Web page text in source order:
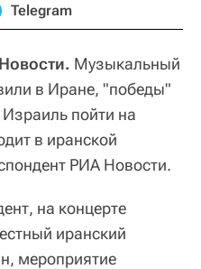
Telegram
Музыкальный
в Иране, "победы"
пойти на
в иранской
РИА Новости.
на концерте
иранский
мероприятие